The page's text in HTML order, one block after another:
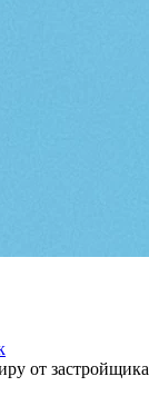
от застройщика